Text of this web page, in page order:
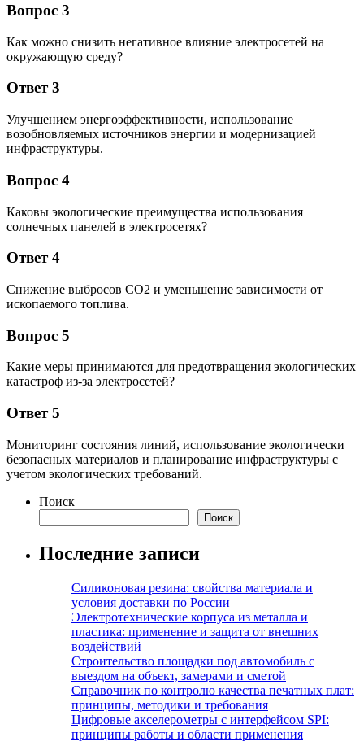
Вопрос 3
Как можно снизить негативное влияние электросетей на
окружающую среду?
Ответ 3
Улучшением энергоэффективности, использование
возобновляемых источников энергии и модернизацией
инфраструктуры.
Вопрос 4
Каковы экологические преимущества использования
солнечных панелей в электросетях?
Ответ 4
Снижение выбросов CO2 и уменьшение зависимости от
ископаемого топлива.
Вопрос 5
Какие меры принимаются для предотвращения экологических
катастроф из-за электросетей?
Ответ 5
Мониторинг состояния линий, использование экологически
безопасных материалов и планирование инфраструктуры с
учетом экологических требований.
Поиск
Поиск
Последние записи
Силиконовая резина: свойства материала и
условия доставки по России
Электротехнические корпуса из металла и
пластика: применение и защита от внешних
воздействий
Строительство площадки под автомобиль с
выездом на объект, замерами и сметой
Справочник по контролю качества печатных плат:
принципы, методики и требования
Цифровые акселерометры с интерфейсом SPI:
принципы работы и области применения